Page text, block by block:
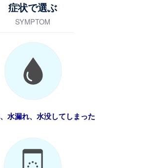
症状で選ぶ
SYMPTOM
水漏れ、水没してしまった